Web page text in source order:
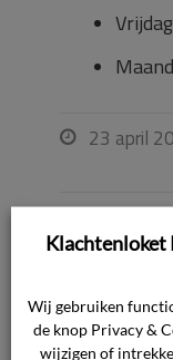
 23 april
Ook
Klachtenloket
Wij gebruiken
de knop Privacy &
wijzigen of